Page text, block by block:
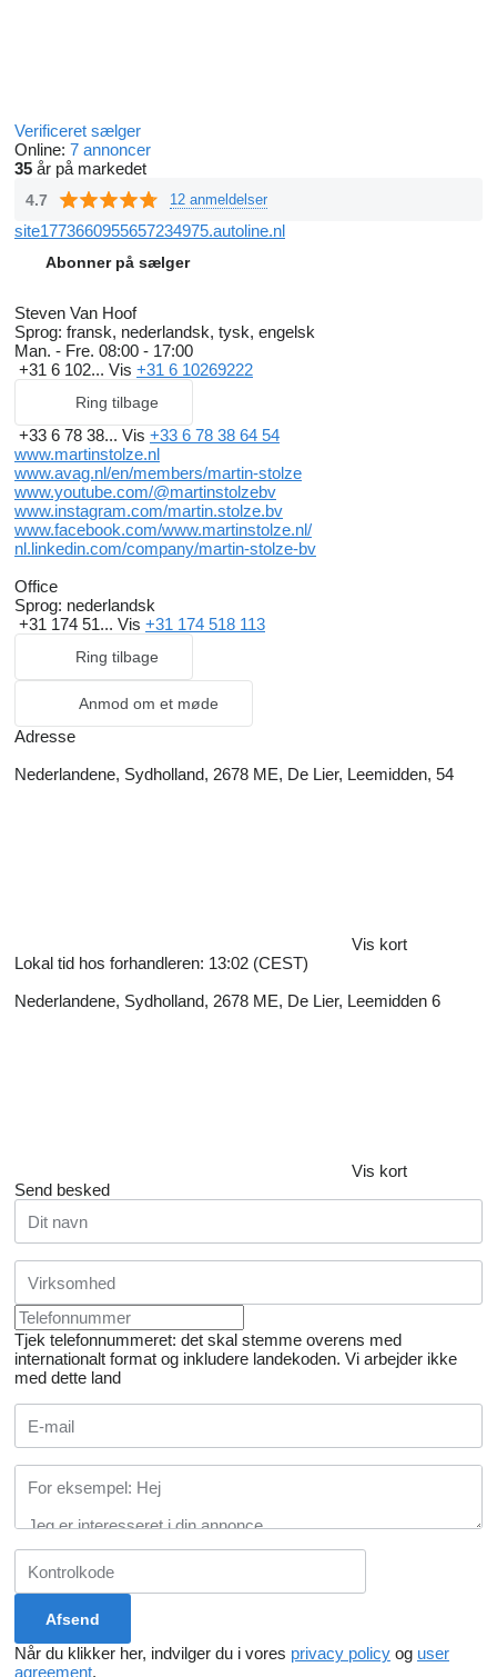
Verificeret sælger
Online: 7 annoncer
35 år på markedet
4.7 12 anmeldelser
site1773660955657234975.autoline.nl
Abonner på sælger
Steven Van Hoof
Sprog: fransk, nederlandsk, tysk, engelsk
Man. - Fre. 08:00 - 17:00
+31 6 102... Vis +31 6 10269222
Ring tilbage
+33 6 78 38... Vis +33 6 78 38 64 54
www.martinstolze.nl
www.avag.nl/en/members/martin-stolze
www.youtube.com/@martinstolzebv
www.instagram.com/martin.stolze.bv
www.facebook.com/www.martinstolze.nl/
nl.linkedin.com/company/martin‑stolze‑bv
Office
Sprog: nederlandsk
+31 174 51... Vis +31 174 518 113
Ring tilbage
Anmod om et møde
Adresse
Nederlandene, Sydholland, 2678 ME, De Lier, Leemidden, 54
Vis kort
Lokal tid hos forhandleren: 13:02 (CEST)
Nederlandene, Sydholland, 2678 ME, De Lier, Leemidden 6
Vis kort
Send besked
Tjek telefonnummeret: det skal stemme overens med
internationalt format og inkludere landekoden. Vi arbejder ikke
med dette land
Når du klikker her, indvilger du i vores privacy policy og user
agreement.